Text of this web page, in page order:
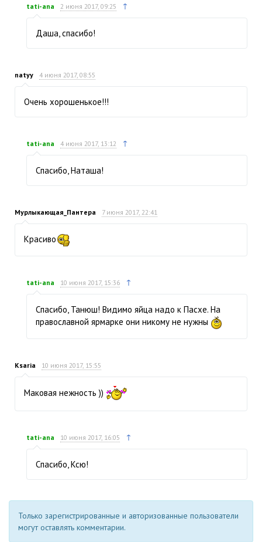
tati-ana 2 июня 2017, 09:25 ↑
Даша, спасибо!
natyy 4 июня 2017, 08:55
Очень хорошенькое!!!
tati-ana 4 июня 2017, 13:12 ↑
Спасибо, Наташа!
Мурлыкающая_Пантера 7 июня 2017, 22:41
Красиво
tati-ana 10 июня 2017, 15:36 ↑
Спасибо, Танюш! Видимо яйца надо к Пасхе. На
православной ярмарке они никому не нужны
Ksaria 10 июня 2017, 15:55
Маковая нежность ))
tati-ana 10 июня 2017, 16:05 ↑
Спасибо, Ксю!
Только зарегистрированные и авторизованные пользователи
могут оставлять комментарии.